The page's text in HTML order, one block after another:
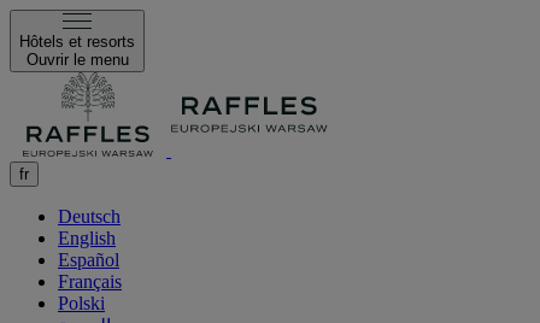
Hôtels et resorts
Ouvrir le menu
fr
Deutsch
English
Español
Français
Polski